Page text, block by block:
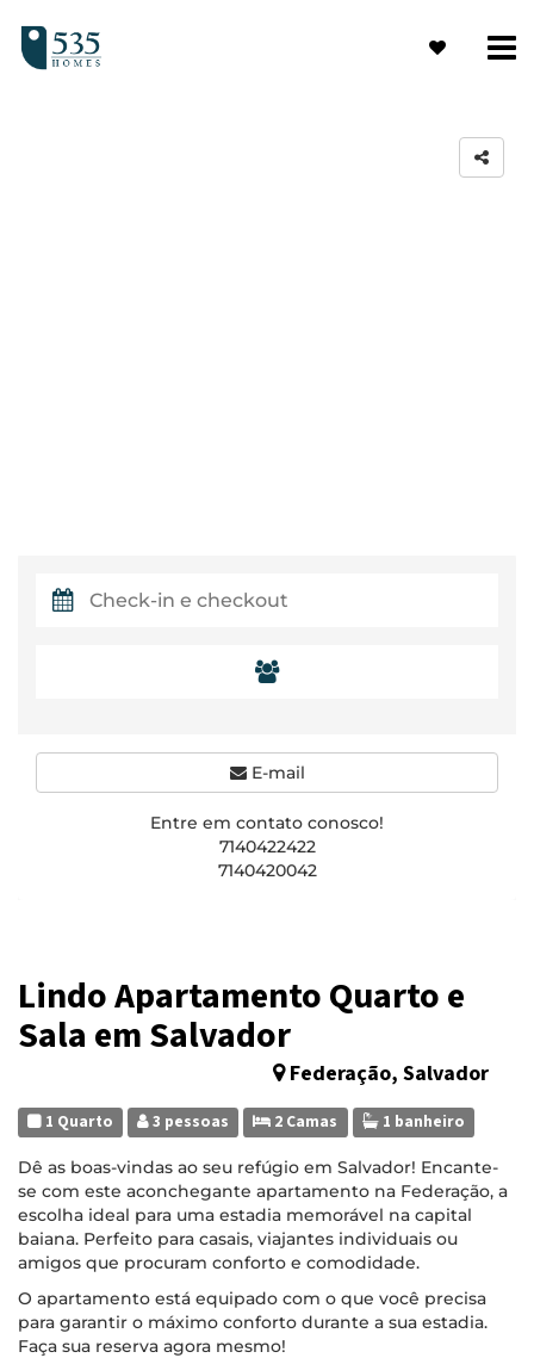
Lindo Apartamento Quarto e
Sala em Salvador
Federação, Salvador
1 Quarto 3 pessoas 2 Camas 1 banheiro
Dê as boas-vindas ao seu refúgio em Salvador! Encante-
se com este aconchegante apartamento na Federação, a
escolha ideal para uma estadia memorável na capital
baiana. Perfeito para casais, viajantes individuais ou
amigos que procuram conforto e comodidade.
O apartamento está equipado com o que você precisa
para garantir o máximo conforto durante a sua estadia.
Faça sua reserva agora mesmo!
E-mail
Entre em contato conosco!
7140422422
7140420042